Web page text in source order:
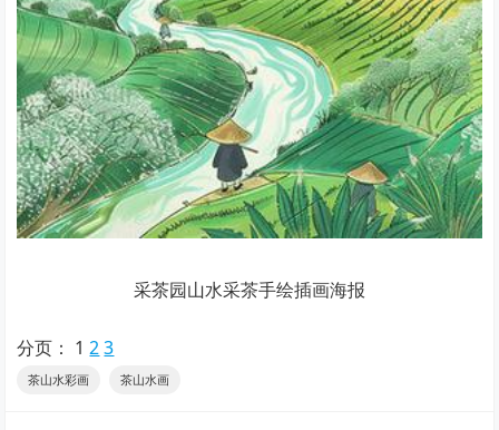
采茶园山水采茶手绘插画海报
分页： 1 2 3
茶山水彩画 茶山水画